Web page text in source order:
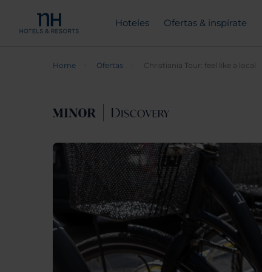
Hoteles Ofertas & inspírate
Home Ofertas Christiania Tour: feel like a local